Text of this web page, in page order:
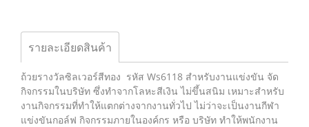
รายละเอียดสินค้า
ถ้วยรางวัลซิลเวอร์สีทอง รหัส Ws6118 สำหรับงานแข่งขัน จัด
กิจกรรมในบริษัท ซึ่งทำจากโลหะสีเงิน ไม่ขึ้นสนิม เหมาะสำหรับ
งานกิจกรรมที่ทำให้แตกต่างจากงานทั่วไป ไม่ว่าจะเป็นงานกีฬา
แข่งขันกอล์ฟ กิจกรรมภายในองค์กร หรือ บริษัท ทำให้พนักงาน